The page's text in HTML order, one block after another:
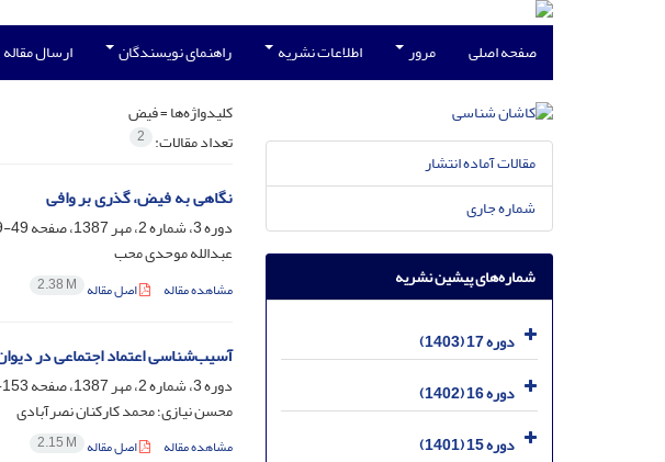
صفحه اصلی مرور اطلاعات نشریه راهنمای نویسندگان ارسال مقاله
کلیدواژه‌ها =فیض
تعداد مقالات: 2
نگاهی به فیض، گذری بر وافی
دوره 3، شماره 2، مهر 1387، صفحه
49-69
عبدالله موحدی محب
مشاهده مقاله اصل مقاله 2.38 M
آسیب‌شناسی اعتماد اجتماعی در
دوره 3، شماره 2، مهر 1387، صفحه
153-172
محسن نیازی؛ محمد کارکنان نصرآبادی
مشاهده مقاله اصل مقاله 2.15 M
مقالات آماده انتشار
شماره جاری
شماره‌های پیشین نشریه
دوره 17 (1403)
دوره 16 (1402)
دوره 15 (1401)